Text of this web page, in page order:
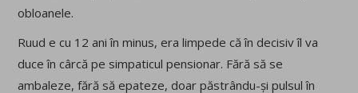
obloanele.
Ruud e cu 12 ani în minus, era limpede că în decisiv îl va
duce în cârcă pe simpaticul pensionar. Fără să se
ambaleze, fără să epateze, doar păstrându-și pulsul în